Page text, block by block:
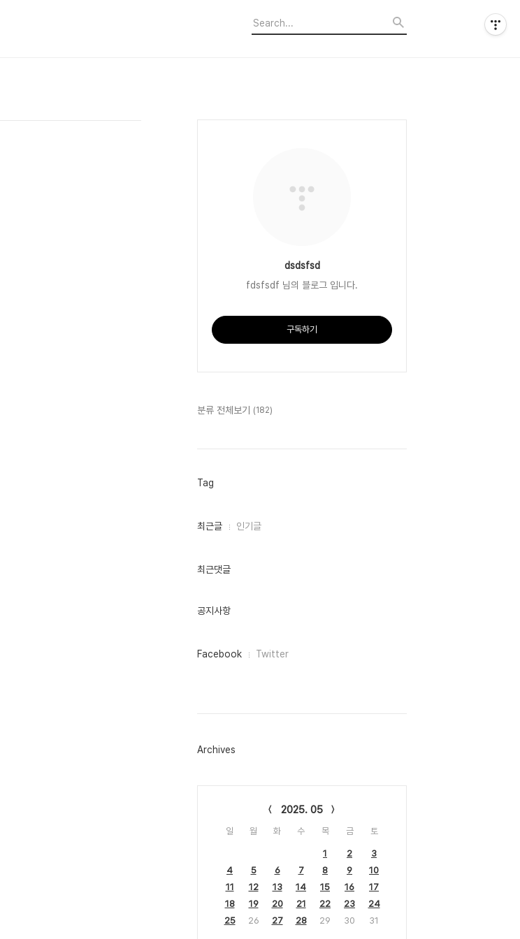
dsdsfsd
fdsfsdf 님의 블로그 입니다.
구독하기
분류 전체보기 (182)
Tag
최
인
최근글 인기글
최근댓글
공지사항
페
그
Facebook Twitter
Archives
2025. 05
일 월 화 수 목 금 토
1 2
3
4
5 6 7 8 9
10
11
12 13 14 15 16
17
18
19 20 21 22 23
24
25
26 27 28 29 30 31